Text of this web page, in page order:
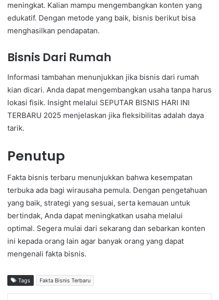
meningkat. Kalian mampu mengembangkan konten yang
edukatif. Dengan metode yang baik, bisnis berikut bisa
menghasilkan pendapatan.
Bisnis Dari Rumah
Informasi tambahan menunjukkan jika bisnis dari rumah
kian dicari. Anda dapat mengembangkan usaha tanpa harus
lokasi fisik. Insight melalui SEPUTAR BISNIS HARI INI
TERBARU 2025 menjelaskan jika fleksibilitas adalah daya
tarik.
Penutup
Fakta bisnis terbaru menunjukkan bahwa kesempatan
terbuka ada bagi wirausaha pemula. Dengan pengetahuan
yang baik, strategi yang sesuai, serta kemauan untuk
bertindak, Anda dapat meningkatkan usaha melalui
optimal. Segera mulai dari sekarang dan sebarkan konten
ini kepada orang lain agar banyak orang yang dapat
mengenali fakta bisnis.
Tags Fakta Bisnis Terbaru